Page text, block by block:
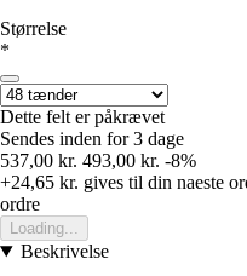
Størrelse
*
Dette felt er påkrævet
Sendes inden for 3 dage
537,00 kr. 493,00 kr. -8%
+24,65 kr. gives til din naeste
ordre
Loading...
Beskrivelse